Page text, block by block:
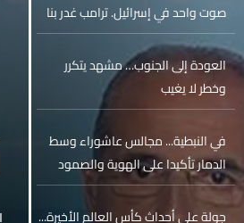
صوت واحد في إسرائيل. ترامب غدر بنا
العودة إلى الجنوب… مشهد يتكرر
وخطر لا يغيب
في النبطية... مجالس عاشوراء وسط
الدمار تأكيدا على الهوية والصمود
جولة على أحداث كأس العالم الأخيرة...